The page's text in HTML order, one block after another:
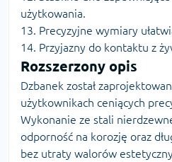
użytkowania.
13. Precyzyjne wymiary
14. Przyjazny do kontaktu z
Rozszerzony opis
Dzbanek został
użytkownikach ceniących
Wykonanie ze stali
odporność na korozję oraz
bez utraty walorów